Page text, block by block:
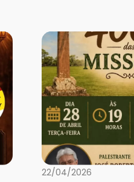
22/04/2026